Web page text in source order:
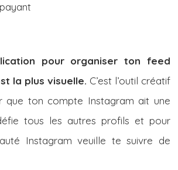
pour organiser ton feed
la plus visuelle. C’est l’outil créatif
que ton compte Instagram ait une
tous les autres profils et pour
Instagram veuille te suivre de